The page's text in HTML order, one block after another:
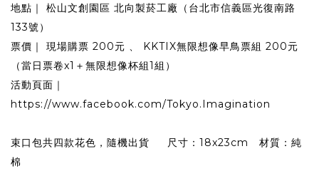
地點｜ 松山文創園區 北向製菸工廠（台北市信義區光復南路
133號）
票價｜ 現場購票 200元 、 KKTIX無限想像早鳥票組 200元
（當日票卷x1＋無限想像杯組1組）
活動頁面｜
https://www.facebook.com/Tokyo.Imagination
束口包共四款花色，隨機出貨 尺寸：18x23cm 材質：純
棉